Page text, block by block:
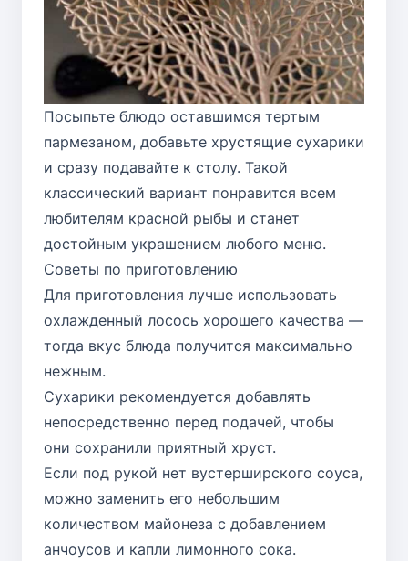
Посыпьте блюдо оставшимся тертым
пармезаном, добавьте хрустящие сухарики
и сразу подавайте к столу. Такой
классический вариант понравится всем
любителям красной рыбы и станет
достойным украшением любого меню.
Советы по приготовлению
Для приготовления лучше использовать
охлажденный лосось хорошего качества —
тогда вкус блюда получится максимально
нежным.
Сухарики рекомендуется добавлять
непосредственно перед подачей, чтобы
они сохранили приятный хруст.
Если под рукой нет вустерширского соуса,
можно заменить его небольшим
количеством майонеза с добавлением
анчоусов и капли лимонного сока.